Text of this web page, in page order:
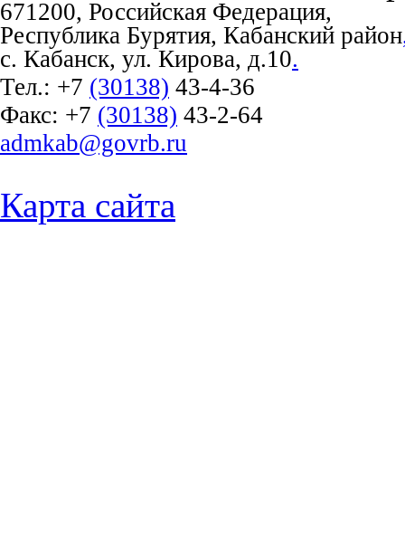
671200, Российская Федерация,
Республика Бурятия, Кабанский район
с. Кабанск, ул. Кирова, д.10.
Тел.: +7 (30138) 43-4-36
Факс: +7 (30138) 43-2-64
admkab@govrb.ru
Карта сайта